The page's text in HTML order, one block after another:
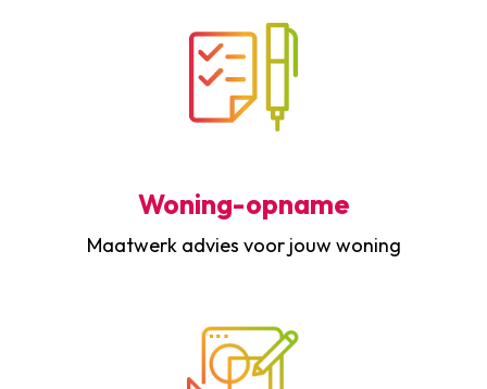
Woning-opname
Maatwerk advies voor jouw woning